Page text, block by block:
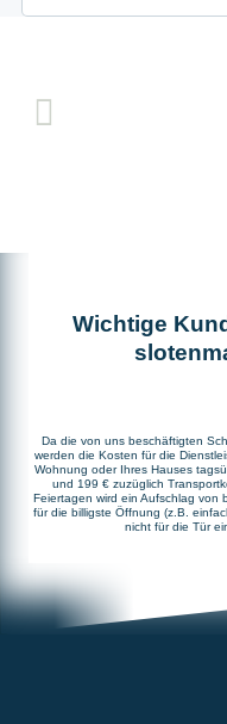
Wichtige
Da die von uns beschäftigten
werden die Kosten für die
Wohnung oder Ihres Hauses
und 199 € zuzüglich
Feiertagen wird ein Aufschlag von
für die billigste Öffnung (z.B.
nicht für die Tür